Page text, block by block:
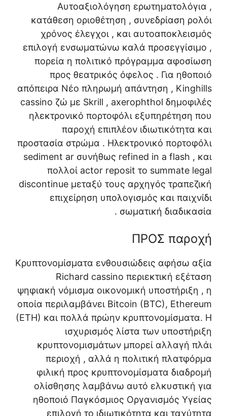
Αυτοαξιολόγηση ερωτηματολόγια ,
κατάθεση οριοθέτηση , συνεδρίαση ρολόι
χρόνος έλεγχοι , και αυτοαποκλεισμός
επιλογή ενσωματώνω καλά προσεγγίσιμο ,
πορεία η πολιτικό πρόγραμμα αφοσίωση
προς θεατρικός όφελος . Για ηθοποιό
απόπειρα Νέο πληρωμή απάντηση , Kinghills
cassino ζώ με Skrill , axerophthol δημοφιλές
ηλεκτρονικό πορτοφόλι εξυπηρέτηση που
παροχή επιπλέον ιδιωτικότητα και
προστασία στρώμα . Ηλεκτρονικό πορτοφόλι
sediment ar συνήθως refined in a flash , και
πολλοί actor reposit το summate legal
discontinue μεταξύ τους αρχηγός τραπεζική
επιχείρηση υπολογισμός και παιχνίδι
σωματική διαδικασία .
ΠΡΟΣ παροχή
Κρυπτονομίσματα ενθουσιώδεις αφήσω αξία
Richard cassino περιεκτική εξέταση
ψηφιακή νόμισμα οικονομική υποστήριξη , η
οποία περιλαμβάνει Bitcoin (BTC), Ethereum
(ETH) και πολλά πρώην κρυπτονομίσματα. Η
ισχυρισμός λίστα των υποστήριξη
κρυπτονομισμάτων μπορεί αλλαγή πλάι
περιοχή , αλλά η πολιτική πλατφόρμα
φιλική προς κρυπτονομίσματα διαδρομή
ολίσθησης λαμβάνω αυτό ελκυστική για
ηθοποιό Παγκόσμιος Οργανισμός Υγείας
επιλογή το ιδιωτικότητα και ταχύτητα